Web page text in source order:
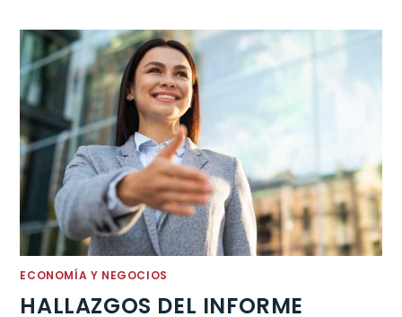
ECONOMÍA Y NEGOCIOS
HALLAZGOS DEL INFORME